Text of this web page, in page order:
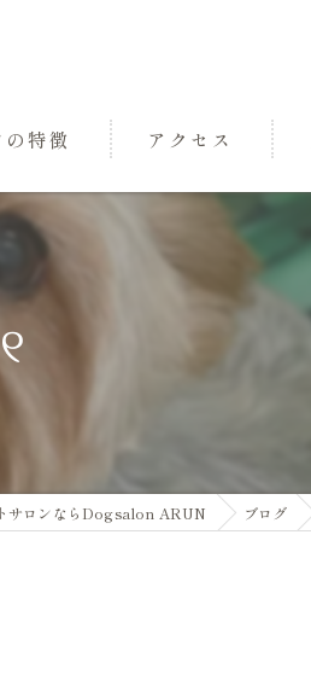
特徴 アクセス
サロンならDogsalon ARUN ブログ